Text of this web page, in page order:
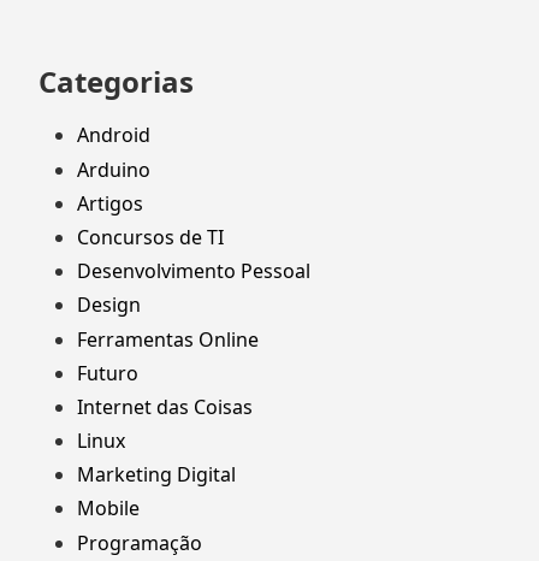
Categorias
Android
Arduino
Artigos
Concursos de TI
Desenvolvimento Pessoal
Design
Ferramentas Online
Futuro
Internet das Coisas
Linux
Marketing Digital
Mobile
Programação